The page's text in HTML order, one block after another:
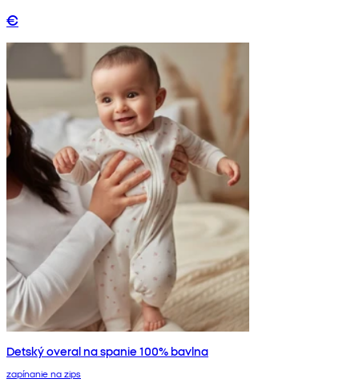
€
Detský overal na spanie 100% bavlna
zapínanie na zips